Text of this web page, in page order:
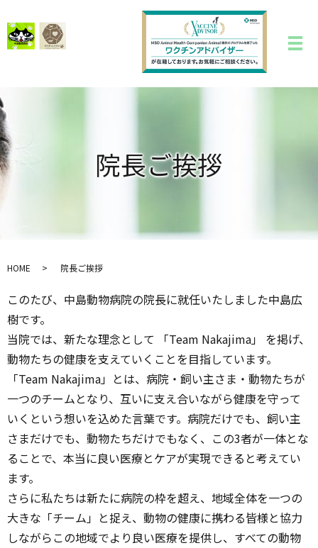
院長ご挨拶
HOME 院長ご挨拶
このたび、中島動物病院の院長に就任いたしました中島広
樹です。
当院では、新たな理念として 「Team Nakajima」 を掲げ、
動物たちの健康を支えていくことを目指しています。
「Team Nakajima」とは、病院・飼い主さま・動物たちが
一つのチームとなり、互いに支え合いながら健康を守って
いくという想いを込めた言葉です。病院だけでも、飼い主
さまだけでも、動物たちだけでもなく、この3者が一体とな
ることで、本当に良い医療とケアが実現できると考えてい
ます。
さらに私たちは新たに病院の枠を超え、地域全体を一つの
大きな「チーム」と捉え、動物の健康に携わる皆様と協力
しながらこの地域でより良い医療を提供し、すべての動物